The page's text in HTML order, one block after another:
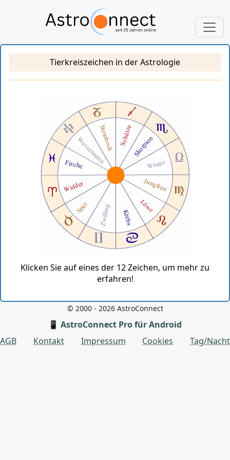
Tierkreiszeichen in der Astrologie
Klicken Sie auf eines der 12 Zeichen, um mehr zu
erfahren!
© 2000 - 2026 AstroConnect
📱 AstroConnect Pro für Android
AGB
Kontakt Impressum Cookies Tag/Nacht